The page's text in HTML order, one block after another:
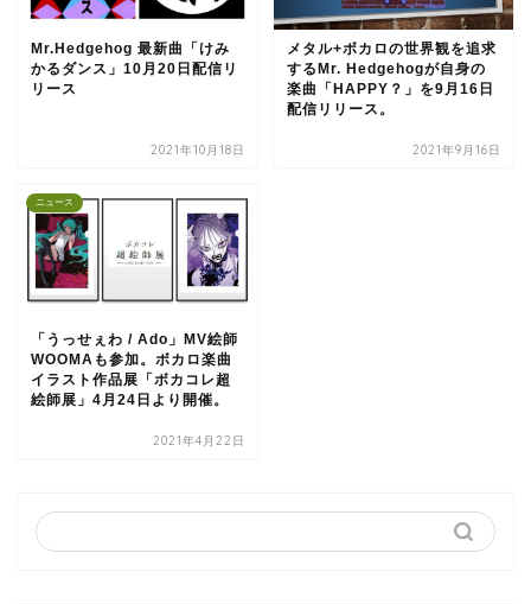
Mr.Hedgehog 最新曲「けみ
かるダンス」10月20日配信リ
リース
2021年10月18日
メタル+ボカロの世界観を追求
するMr. Hedgehogが自身の
楽曲「HAPPY？」を9月16日
配信リリース。
2021年9月16日
ニュース
「うっせぇわ / Ado」MV絵師
WOOMAも参加。ボカロ楽曲
イラスト作品展「ボカコレ超
絵師展」4月24日より開催。
2021年4月22日